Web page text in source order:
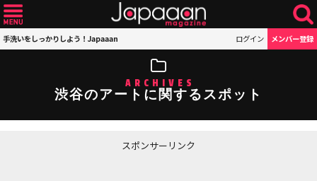
手洗いをしっかりしよう！Japaaan ログイン メンバー登録
ARCHIVES
渋谷のアートに関するスポット
スポンサーリンク